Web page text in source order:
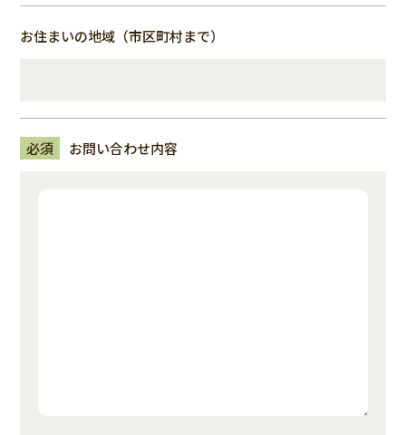
お住まいの地域（市区町村まで）
必須 お問い合わせ内容